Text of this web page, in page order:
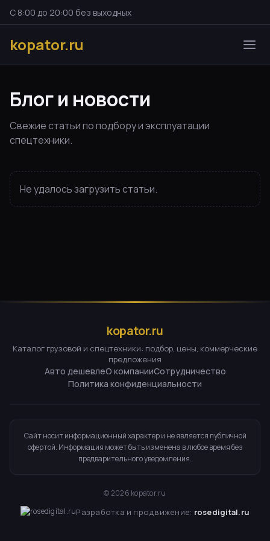
С 8:00 до 20:00 без выходных
kopator.ru
Блог и новости
Свежие статьи по подбору и эксплуатации
спецтехники.
Не удалось загрузить статьи.
kopator.ru
Каталог грузовой и спецтехники: подбор, цены, коммерческие
предложения
Авто дешевлеО компанииСотрудничество
Политика конфиденциальности
Сайт носит информационный характер и не является публичной
офертой. Информация может быть изменена в любое время без
предварительного уведомления.
©2026 kopator.ru
Разработка и продвижение: rosedigital.ru